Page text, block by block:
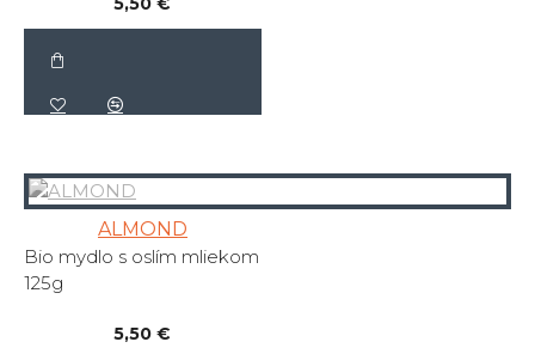
ALMOND
Bio mydlo s oslím mliekom
125g
5,50 €